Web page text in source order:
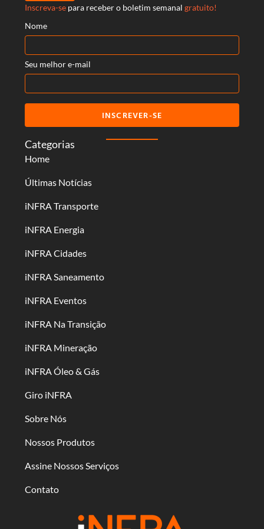
Categorias
Home
Últimas Notícias
iNFRA Transporte
iNFRA Energia
iNFRA Cidades
iNFRA Saneamento
iNFRA Eventos
iNFRA Na Transição
iNFRA Mineração
iNFRA Óleo & Gás
Giro iNFRA
Sobre Nós
Nossos Produtos
Assine Nossos Serviços
Contato
Inscreva-se para receber o boletim semanal gratuito!
Nome
Seu melhor e-mail
INSCREVER-SE